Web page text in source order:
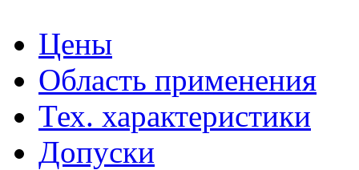
Цены
Область применения
Тех. характеристики
Допуски